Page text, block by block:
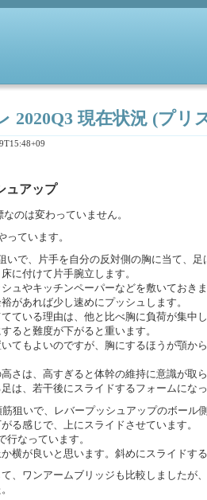
2020Q3 現在状況 (プリ
ュアップ
なのは変わっていません。
っています。
いで、片手を自分の反対側の胸に当て、
に付けて片手腕立します。
ュやキッチンペーパーなどを敷いておきま
があれば少し速めにプッシュします。
ている理由は、他と比べ胸に負荷が集中
ると難度が下がると重います。
てもよいのですが、胸にするほうが顎か
さは、高すぎると体幹の維持に意識が取
は、若干後にスライドするフォームになっ
狙いで、レバープッシュアップのボール
る感じで、上にスライドさせています。
行なっています。
横が良いと思います。斜めにスライドす
、ワンアームブリッジも比較しましたが